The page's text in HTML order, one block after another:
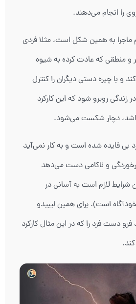
را انجام می‌دهند.
به همین شکل است، مثلا فردی
و منطقی که عادت کرده به شیوه
و با چیره دستی دیگران را کنترل
زندگی روبرو شود که این کارکرد
باشد، دچار شکست می‌شود.
فرد بی فایده شده است و به کار نمی‌آید
و ناکامی دست می‌دهد
شرایط لازم است به آسانی در
است). برای همین لیبیدو
دست فرد را که در این مثال کارکرد